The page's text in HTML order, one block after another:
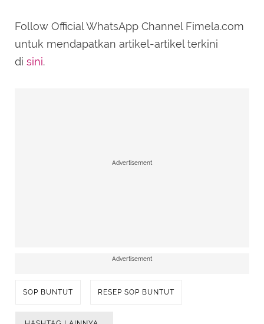
SUBMIT REVIEW
Follow Official WhatsApp Channel Fimela.com
untuk mendapatkan artikel-artikel terkini
di sini.
Advertisement
Advertisement
SOP BUNTUT RESEP SOP BUNTUT